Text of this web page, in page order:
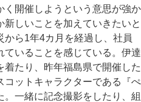
く開催しようという意思が強か
しいことを加えていきたいと
ら1年4カ月を経過し、社員
ていることを感じている。伊達
たり、昨年福島県で開催した
ットキャラクターである『ぺ
。一緒に記念撮影をしたり、組